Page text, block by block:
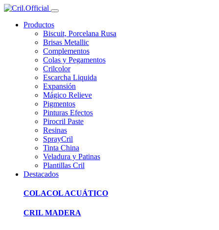
Productos
Biscuit, Porcelana Rusa
Brisas Metallic
Complementos
Colas y Pegamentos
Crilcolor
Escarcha Liquida
Expansión
Mágico Relieve
Pigmentos
Pinturas Efectos
Pirocril Paste
Resinas
SprayCril
Tinta China
Veladura y Patinas
Plantillas Cril
Destacados
COLACOL ACUÁTICO
CRIL MADERA